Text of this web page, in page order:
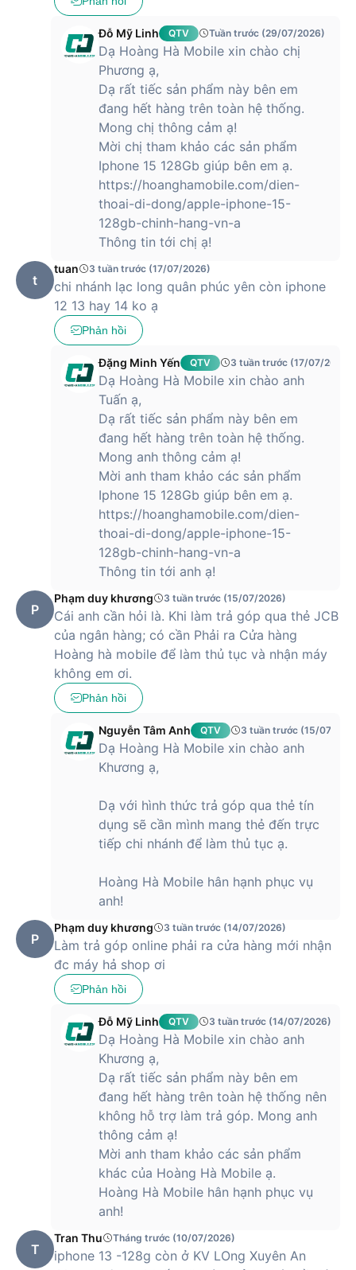
hãng là iOS 15 với những tính năng, bảo mật mới được cập
Camera 12MP với nhiều nâng cấp đáng kể
iPhone 13 được Apple trang bị 2 camera có độ phân giải
12MP với khẩu độ được mở rộng lên thành thành f/1.6 và
cảm biến góc rộng khẩu độ f1.8 giúp bắt nét mọi thứ một
cách chuẩn xác ngay cả trong môi trường thiếu sáng.
Apple cũng mang tới chế độ quay video điện ảnh Cinematic
cho iPhone 13 cho phép quay được những đoạn phim phong
cách chuyên nghiệp hơn.
Ngoài ra, nó còn được tích hợp cả công nghệ chống rung
cảm biến “sensor-shift” trước đây vốn từng chỉ xuất hiện
trên iPhone 12 Pro Max, giúp việc quay video mượt mà hơn.
Tất cả những cải tiến này đều giúp nâng cao trải nghiệm
chụp ảnh cho người dùng.
Dung lượng pin khoẻ và kết nối 5G
iPhone 13 có dung lượng pin là 3240 mAh và lớn hơn thế hệ
cũ. Theo Apple khẳng định, với sự thay đổi này, thiết bị năm
nay sẽ cho người dùng thời lượng pin nhỉnh hơn tới 2.5 giờ
so với dòng iPhone 12 năm ngoái.
Về kết nối, iPhone 13 được hỗ trợ công nghệ 5G tương thích
100% với hơn 200 nhà mạng phổ biến trên toàn thế giới, bao
gồm cả 3 nhà mạng lớn tại Việt Nam là Viettel, VinaPhone và
Hiện tại, Hoàng Hà Mobile đã trở thành nhà phân phối uỷ
quyền chính thức của Apple tại Việt Nam, hứa hẹn đem lại
cho khách hàng những sản phẩm chất lượng cao và mức giá
phải chăng nhất.
iPhone 13 có giá bao nhiêu?
iPhone 13 hiện được bán với mức giá
thành lựa chọn nổi bật trong phân khúciPhonetầm trung.
Với mức giá này, người dùng có thể sở hữu thiết bị sở hữu
chip A15 Bionic mạnh mẽ, màn hình OLED sắc nét và hệ
thống camera chất lượng cao, đáp ứng tốt nhu cầu chụp
cho người dùng muốn trải nghiệm hiệu năng ổn định, hệ sinh
thái Apple và độ bền cao mà không cần đầu tư chi phí quá
lớn. Ở mức giá này, iPhone 13 mang lại giá trị sử dụng bền
Đỗ Mỹ Linh QTV Tuần trước (29/07/2026)
Dạ Hoàng Hà Mobile xin chào chị
Phương ạ,
Dạ rất tiếc sản phẩm này bên em
đang hết hàng trên toàn hệ thống.
Mong chị thông cảm ạ!
Mời chị tham khảo các sản phẩm
Iphone 15 128Gb giúp bên em ạ.
https://hoanghamobile.com/dien-
thoai-di-dong/apple-iphone-15-
128gb-chinh-hang-vn-a
Thông tin tới chị ạ!
t
tuan 3 tuần trước (17/07/2026)
chi nhánh lạc long quân phúc yên còn iphone
12 13 hay 14 ko ạ
Phản hồi
Đặng Minh Yến QTV 3 tuần trước (17/07/2026)
Dạ Hoàng Hà Mobile xin chào anh
Tuấn ạ,
Dạ rất tiếc sản phẩm này bên em
đang hết hàng trên toàn hệ thống.
Mong anh thông cảm ạ!
Mời anh tham khảo các sản phẩm
Iphone 15 128Gb giúp bên em ạ.
https://hoanghamobile.com/dien-
thoai-di-dong/apple-iphone-15-
128gb-chinh-hang-vn-a
Thông tin tới anh ạ!
P
Phạm duy khương 3 tuần trước (15/07/2026)
Cái anh cần hỏi là. Khi làm trả góp qua thẻ JCB
của ngân hàng; có cần Phải ra Cửa hàng
Hoàng hà mobile để làm thủ tục và nhận máy
không em ơi.
Phản hồi
Nguyễn Tâm Anh QTV 3 tuần trước (15/07/
Dạ Hoàng Hà Mobile xin chào anh
Khương ạ,
Dạ với hình thức trả góp qua thẻ tín
dụng sẽ cần mình mang thẻ đến trực
tiếp chi nhánh để làm thủ tục ạ.
Hoàng Hà Mobile hân hạnh phục vụ
anh!
P
Phạm duy khương 3 tuần trước (14/07/2026)
Làm trả góp online phải ra cửa hàng mới nhận
đc máy hả shop ơi
Phản hồi
Đỗ Mỹ Linh QTV 3 tuần trước (14/07/2026)
Dạ Hoàng Hà Mobile xin chào anh
Khương ạ,
Dạ rất tiếc sản phẩm này bên em
đang hết hàng trên toàn hệ thống nên
không hỗ trợ làm trả góp. Mong anh
thông cảm ạ!
Mời anh tham khảo các sản phẩm
khác của Hoàng Hà Mobile ạ.
Hoàng Hà Mobile hân hạnh phục vụ
anh!
T
Tran Thu Tháng trước (10/07/2026)
iphone 13 -128g còn ở KV LOng Xuyên An